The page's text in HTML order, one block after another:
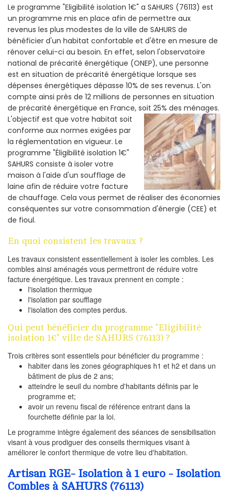
Le programme "Eligibilité isolation 1€" a SAHURS (76113) est
un programme mis en place afin de permettre aux
revenus les plus modestes de la ville de SAHURS de
bénéficier d'un habitat confortable et d'être en mesure de
rénover celui-ci au besoin. En effet, selon l'observatoire
national de précarité énergétique (ONEP), une personne
est en situation de précarité énergétique lorsque ses
dépenses énergétiques dépasse 10% de ses revenus. L'on
compte ainsi près de 12 millions de personnes en situation
de précarité énergétique en France, soit 25% des ménages.
L'objectif est que votre habitat soit
conforme aux normes exigées par
la réglementation en vigueur. Le
programme "Éligibilité isolation 1€"
SAHURS consiste à isoler votre
maison à l'aide d'un soufflage de
laine afin de réduire votre facture
de chauffage. Cela vous permet de réaliser des économies
conséquentes sur votre consommation d'énergie (CEE) et
de fioul.
En quoi consistent les travaux ?
Les travaux consistent essentiellement à isoler les combles. Les
combles ainsi aménagés vous permettront de réduire votre
facture énergétique. Les travaux prennent en compte :
l'isolation thermique
l'isolation par soufflage
l'isolation des comptes perdus.
Qui peut bénéficier du programme "Eligibilité
isolation 1€" ville de SAHURS (76113) ?
Trois critères sont essentiels pour bénéficier du programme :
habiter dans les zones géographiques h1 et h2 et dans un
bâtiment de plus de 2 ans;
atteindre le seuil du nombre d'habitants définis par le
programme et;
avoir un revenu fiscal de référence entrant dans la
fourchette définie par la loi.
Le programme intègre également des séances de sensibilisation
visant à vous prodiguer des conseils thermiques visant à
améliorer le confort thermique de votre lieu d'habitation.
Artisan RGE- Isolation à 1 euro - Isolation
Combles à SAHURS (76113)